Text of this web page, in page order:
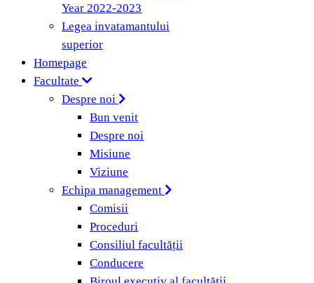
Year 2022-2023
Legea invatamantului
superior
Homepage
Facultate
Despre noi
Bun venit
Despre noi
Misiune
Viziune
Echipa management
Comisii
Proceduri
Consiliul facultății
Conducere